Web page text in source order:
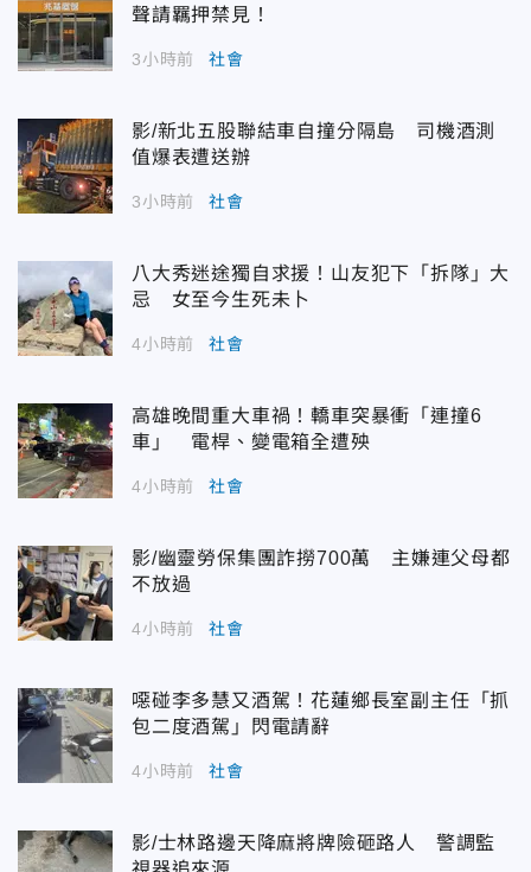
聲請羈押禁見！
3小時前 社會
影/新北五股聯結車自撞分隔島 司機酒測
值爆表遭送辦
3小時前 社會
八大秀迷途獨自求援！山友犯下「拆隊」大
忌 女至今生死未卜
4小時前 社會
高雄晚間重大車禍！轎車突暴衝「連撞6
車」 電桿、變電箱全遭殃
4小時前 社會
影/幽靈勞保集團詐撈700萬 主嫌連父母都
不放過
4小時前 社會
噁碰李多慧又酒駕！花蓮鄉長室副主任「抓
包二度酒駕」閃電請辭
4小時前 社會
影/士林路邊天降麻將牌險砸路人 警調監